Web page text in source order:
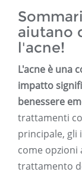
aiutano
l'acne!
L'acne è una
impatto
benessere
trattamenti
principale,
come
trattamento